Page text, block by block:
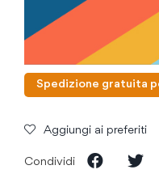
Spedizione gratuita
Aggiungi ai preferiti
Condividi